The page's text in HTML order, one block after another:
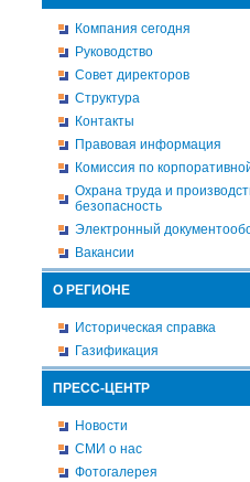
Компания сегодня
Руководство
Совет директоров
Структура
Контакты
Правовая информация
Комиссия по
Охрана труда и
безопасность
Электронный
Вакансии
О РЕГИОНЕ
Историческая справка
Газификация
ПРЕСС-ЦЕНТР
Новости
СМИ о нас
Фотогалерея